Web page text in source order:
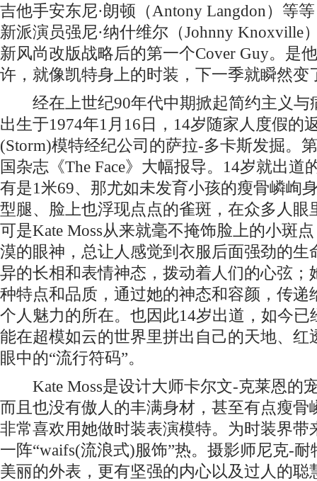
吉他手安东尼·朗顿（Antony Langdon）等
新派演员强尼·纳什维尔（Johnny Knoxville
新风尚改版战略后的第一个Cover Guy。是
许，就像凯特身上的时装，下一季就瞬然变
经在上世纪90年代中期掀起简约主义与
出生于1974年1月16日，14岁随家人度假的
(Storm)模特经纪公司的萨拉-多卡斯发掘。
国杂志《The Face》大幅报导。14岁就出道
有是1米69、那尤如未发育小孩的瘦骨嶙峋
型腿、脸上也浮现点点的雀斑，在众多人眼
可是Kate Moss从来就毫不掩饰脸上的小斑
漠的眼神，总让人感觉到衣服后面强劲的生
异的长相和表情神态，拨动着人们的心弦；
种特点和品质，通过她的神态和容颜，传递
个人魅力的所在。也因此14岁出道，如今已
能在超模如云的世界里拼出自己的天地、红
眼中的“流行符码”。
Kate Moss是设计大师卡尔文-克莱恩的
而且也没有傲人的丰满身材，甚至有点瘦骨
非常喜欢用她做时装表演模特。为时装界带
一阵“waifs(流浪式)服饰”热。摄影师尼克-耐
美丽的外表，更有坚强的内心以及过人的聪